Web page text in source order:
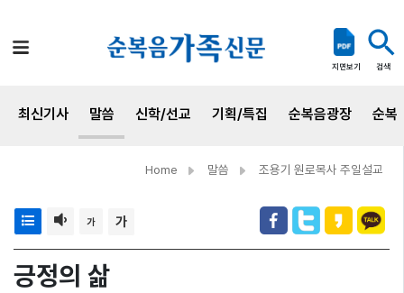
지면보기 검색
최신기사 말씀 신학/선교 기획/특집 순복음광장 순복
Home 말씀 조용기 원로목사 주일설교
가 가
긍정의 삶